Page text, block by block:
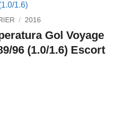
/ 2016
Gol Voyage
96 (1.0/1.6) Escort